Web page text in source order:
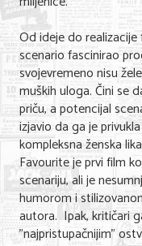
O NAMA
Od ideje do
scenario fascinirao
svojevremeno nisu
muških uloga. Čini se
priču, a potencijal
izjavio da ga je
kompleksna ženska
Favourite je prvi film
scenariju, ali je
humorom i
autora. Ipak, kritičari
"najpristupačnijim"